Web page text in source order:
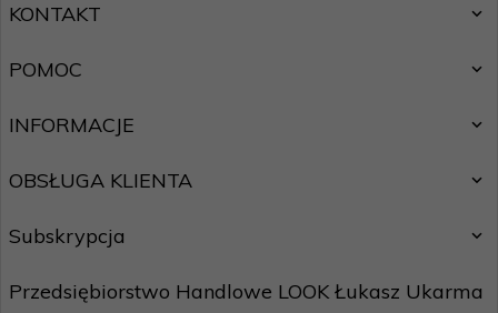
KONTAKT
POMOC
INFORMACJE
OBSŁUGA KLIENTA
Subskrypcja
Przedsiębiorstwo Handlowe LOOK Łukasz Ukarma